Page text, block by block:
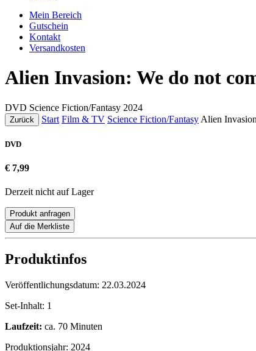
Mein Bereich
Gutschein
Kontakt
Versandkosten
Alien Invasion: We do not
DVD Science Fiction/Fantasy 2024
Zurück Start Film & TV Science Fiction/Fantasy Alien
DVD
€ 7,99
Derzeit nicht auf Lager
Produkt anfragen
Auf die Merkliste
Produktinfos
Veröffentlichungsdatum: 22.03.2024
Set-Inhalt: 1
Laufzeit: ca. 70 Minuten
Produktionsjahr: 2024